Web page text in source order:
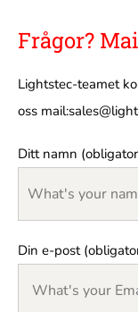
Frågor?
Lightstec-teamet
oss mail:
Ditt namn
Din e-post